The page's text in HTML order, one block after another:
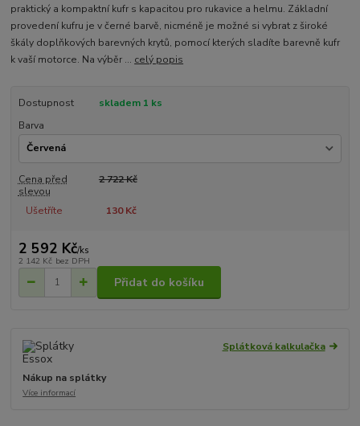
praktický a kompaktní kufr s kapacitou pro rukavice a helmu. Základní
provedení kufru je v černé barvě, nicméně je možné si vybrat z široké
škály doplňkových barevných krytů, pomocí kterých sladíte barevně kufr
k vaší motorce. Na výběr ... celý popis
Dostupnost
skladem 1 ks
Barva
Cena před
slevou
2 722 Kč
Ušetříte 130 Kč
2 592 Kč/ks
2 142 Kč bez DPH
Přidat do košíku
Splátková kalkulačka
Nákup na splátky
Více informací